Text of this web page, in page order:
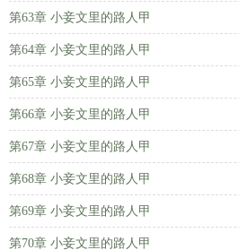
第63章 小妾文里的路人甲
第64章 小妾文里的路人甲
第65章 小妾文里的路人甲
第66章 小妾文里的路人甲
第67章 小妾文里的路人甲
第68章 小妾文里的路人甲
第69章 小妾文里的路人甲
第70章 小妾文里的路人甲